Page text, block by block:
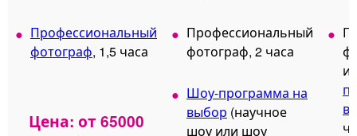
Профессиональный
фотограф, 1,5 часа
Цена: от 65000
Профессиональный
фотограф, 2 часа
Шоу-программа на
выбор (научное
шоу или шоу